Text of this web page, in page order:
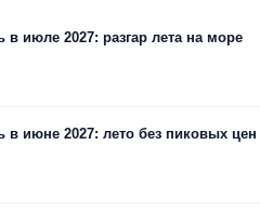
в июле 2027: разгар лета на море
в июне 2027: лето без пиковых цен